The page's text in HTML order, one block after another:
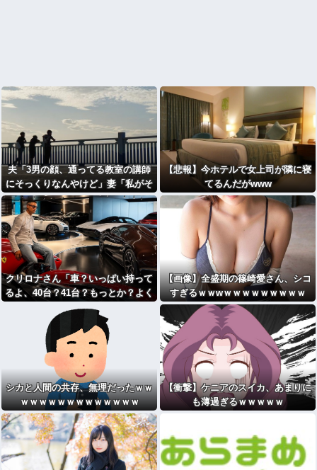
夫「3男の顔、通ってる教室の講師
にそっくりなんやけど」妻「私がそ
の講師と浮気したって？」
【悲報】今ホテルで女上司が隣に寝
てるんだがwww
クリロナさん「車？いっぱい持って
るよ、40台？41台？もっとか？よく
わかんないけど全然乗ってない」
【画像】全盛期の篠崎愛さん、シコ
すぎるｗｗwｗｗｗｗｗｗｗｗｗ
シカと人間の共存、無理だったｗｗ
ｗｗｗｗｗｗｗｗｗｗｗｗｗ
【衝撃】ケニアのスイカ、あまりに
も薄過ぎるｗｗｗｗｗ